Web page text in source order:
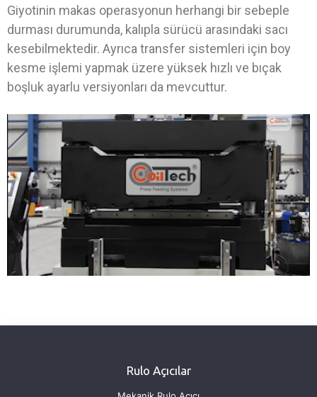
Giyotinin makas operasyonun herhangi bir sebeple
durması durumunda, kalıpla sürücü arasındaki sacı
kesebilmektedir. Ayrıca transfer sistemleri için boy
kesme işlemi yapmak üzere yüksek hızlı ve bıçak
boşluk ayarlu versiyonları da mevcuttur.
Rulo Açıcılar